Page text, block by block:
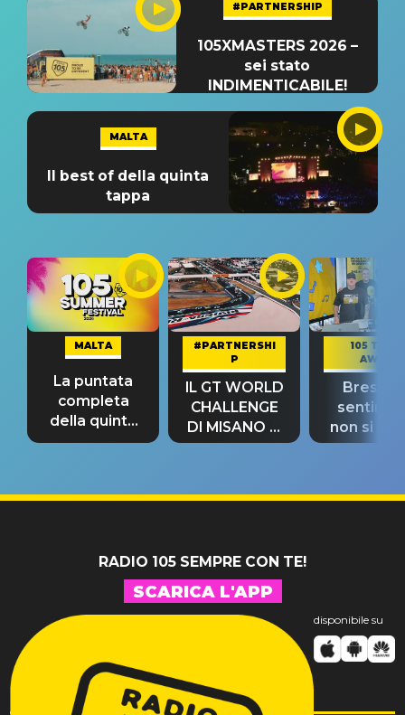
#PARTNERSHIP
105XMASTERS 2026 –
sei stato
INDIMENTICABILE!
MALTA
Il best of della quinta
tappa
MALTA
La puntata
completa
della quinta
tappa
#PARTNERSHI
P
IL GT WORLD
CHALLENGE
DI MISANO si
riconferma
105 TAKE
AWAY
Bresh:
non si
fino alla
RADIO 105 SEMPRE CON TE!
SCARICA L'APP
disponibile su